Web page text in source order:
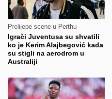
Prelijepe scene u Perthu
Igrači Juventusa su shvatili
ko je Kerim Alajbegović kada
su stigli na aerodrom u
Australiji